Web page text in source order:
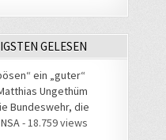
GELESEN
ein „guter“
Ungethüm
Bundeswehr, die
- 18.759 views